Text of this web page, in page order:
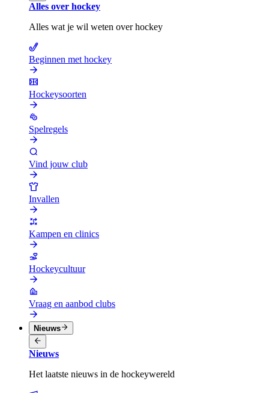
Alles over hockey
Alles wat je wil weten over hockey
Beginnen met hockey
Hockeysoorten
Spelregels
Vind jouw club
Invallen
Kampen en clinics
Hockeycultuur
Vraag en aanbod clubs
Nieuws
Nieuws
Het laatste nieuws in de hockeywereld